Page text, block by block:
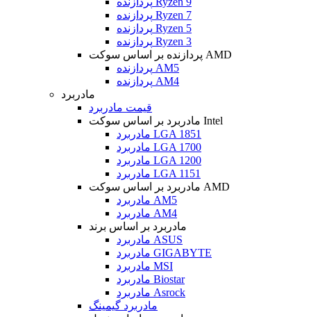
پردازنده Ryzen 7
پردازنده Ryzen 5
پردازنده Ryzen 3
پردازنده بر اساس سوکت AMD
پردازنده AM5
پردازنده AM4
مادربرد
قیمت مادربرد
مادربرد بر اساس سوکت Intel
مادربرد LGA 1851
مادربرد LGA 1700
مادربرد LGA 1200
مادربرد LGA 1151
مادربرد بر اساس سوکت AMD
مادربرد AM5
مادربرد AM4
مادربرد بر اساس برند
مادربرد ASUS
مادربرد GIGABYTE
مادربرد MSI
مادربرد Biostar
مادربرد Asrock
مادربرد گیمینگ